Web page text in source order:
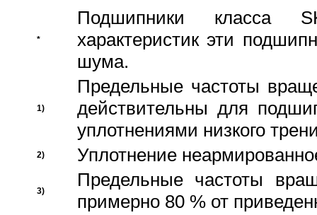
*
Подшипники класса
характеристик эти
шума.
1)
Предельные частоты
действительны для
уплотнениями низкого
2) Уплотнение
3)
Предельные частоты
примерно 80 % от